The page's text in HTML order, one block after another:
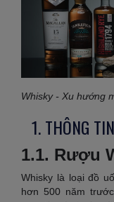
Whisky - Xu hướng
1. THÔNG
1.1. Rượu
Whisky là loại đồ
hơn 500 năm